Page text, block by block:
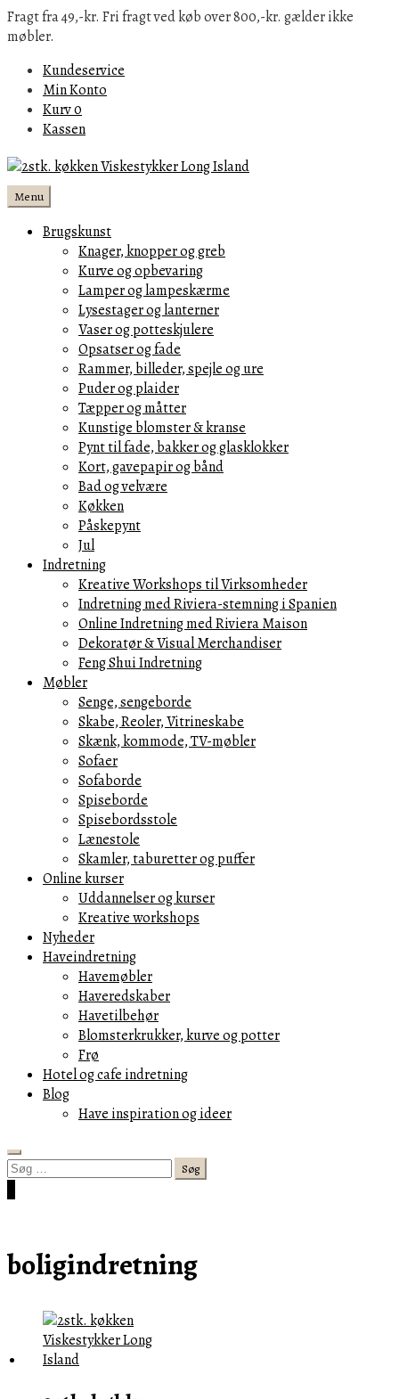
Fragt fra 49,-kr. Fri fragt ved køb over 800,-kr. gælder ikke
møbler.
Kundeservice
Min Konto
Kurv0
Kassen
Menu
Brugskunst
Knager, knopper og greb
Kurve og opbevaring
Lamper og lampeskærme
Lysestager og lanterner
Vaser og potteskjulere
Opsatser og fade
Rammer, billeder, spejle og ure
Puder og plaider
Tæpper og måtter
Kunstige blomster & kranse
Pynt til fade, bakker og glasklokker
Kort, gavepapir og bånd
Bad og velvære
Køkken
Påskepynt
Jul
Indretning
Kreative Workshops til Virksomheder
Indretning med Riviera-stemning i Spanien
Online Indretning med Riviera Maison
Dekoratør & Visual Merchandiser
Feng Shui Indretning
Møbler
Senge, sengeborde
Skabe, Reoler, Vitrineskabe
Skænk, kommode, TV-møbler
Sofaer
Sofaborde
Spiseborde
Spisebordsstole
Lænestole
Skamler, taburetter og puffer
Online kurser
Uddannelser og kurser
Kreative workshops
Nyheder
Haveindretning
Havemøbler
Haveredskaber
Havetilbehør
Blomsterkrukker, kurve og potter
Frø
Hotel og cafe indretning
Blog
Have inspiration og ideer
Search
Søg
efter:
boligindretning